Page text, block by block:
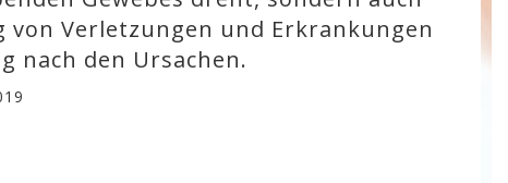
von Verletzungen und Erkrankungen
nach den Ursachen.